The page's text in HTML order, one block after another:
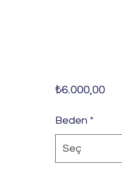
₺6.000,00
Beden *
Seç